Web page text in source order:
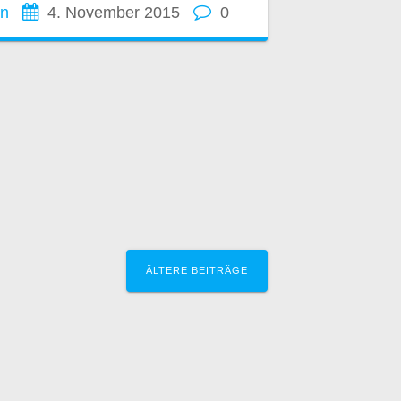
4. November 2015 0
ÄLTERE BEITRÄGE